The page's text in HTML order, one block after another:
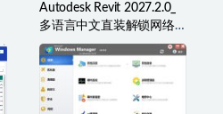
Autodesk Revit 2027.2.0_
多语言中文直装解锁网络
许可版